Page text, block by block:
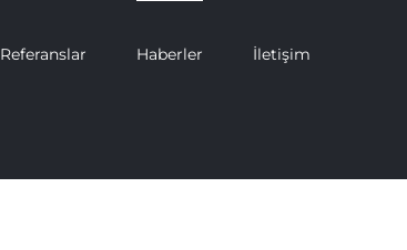
Referanslar Haberler İletişim